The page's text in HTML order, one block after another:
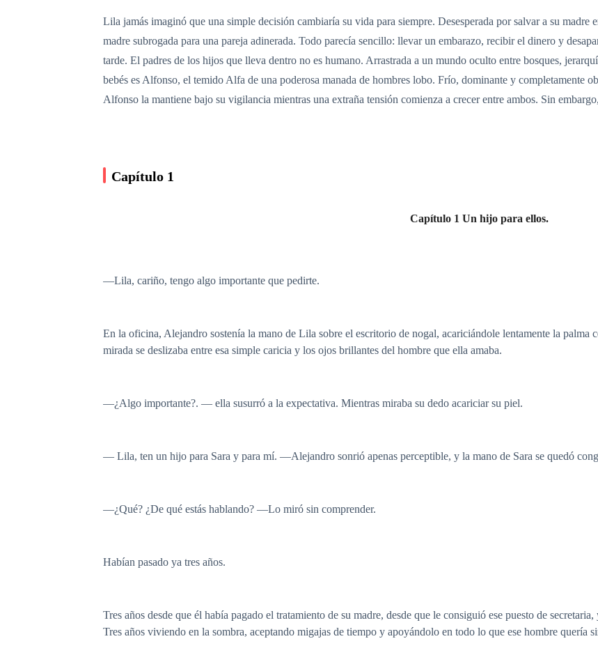
Lila jamás imaginó que una simple decisión cambiaría su vida para siempre. Desesperada por salvar a su madre
madre subrogada para una pareja adinerada. Todo parecía sencillo: llevar un embarazo, recibir el dinero y
tarde. El padres de los hijos que lleva dentro no es humano. Arrastrada a un mundo oculto entre bosques,
bebés es Alfonso, el temido Alfa de una poderosa manada de hombres lobo. Frío, dominante y completamente
Alfonso la mantiene bajo su vigilancia mientras una extraña tensión comienza a crecer entre ambos. Sin
Capítulo 1
Capítulo 1 Un hijo para ellos.
—Lila, cariño, tengo algo importante que pedirte.
En la oficina, Alejandro sostenía la mano de Lila sobre el escritorio de nogal, acariciándole lentamente la palma
mirada se deslizaba entre esa simple caricia y los ojos brillantes del hombre que ella amaba.
—¿Algo importante?. — ella susurró a la expectativa. Mientras miraba su dedo acariciar su piel.
— Lila, ten un hijo para Sara y para mí. —Alejandro sonrió apenas perceptible, y la mano de Sara se quedó
—¿Qué? ¿De qué estás hablando? —Lo miró sin comprender.
Habían pasado ya tres años.
Tres años desde que él había pagado el tratamiento de su madre, desde que le consiguió ese puesto de
Tres años viviendo en la sombra, aceptando migajas de tiempo y apoyándolo en todo lo que ese hombre quería